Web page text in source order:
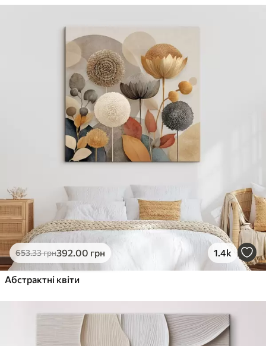
653.33грн392.00 грн 1.4k
Абстрактні квіти